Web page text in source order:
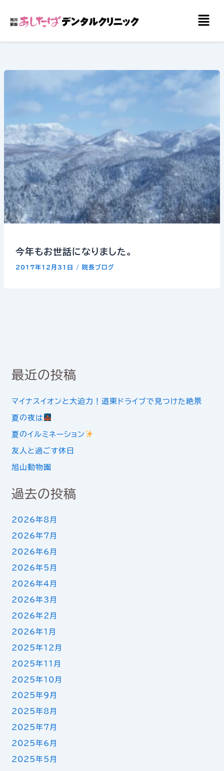
ッ
メ
ニ
今年もお世話になりました。
2017年12月31日 / 院長ブログ
最近の投稿
マイナスイオンと大迫力！道東ドライブで見つけた絶景
夏の夜は
夏のイルミネーション
友人と過ごす休日
旭山動物園
過去の投稿
2026年8月
2026年7月
2026年6月
2026年5月
2026年4月
2026年3月
2026年2月
2026年1月
2025年12月
2025年11月
2025年10月
2025年9月
2025年8月
2025年7月
2025年6月
2025年5月